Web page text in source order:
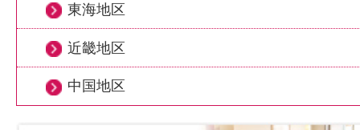
東海地区
近畿地区
中国地区